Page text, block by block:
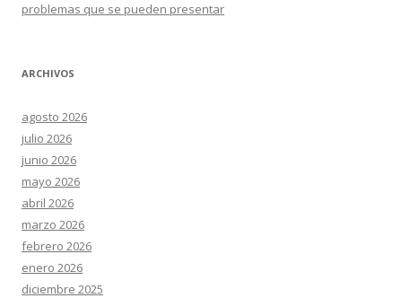
problemas que se pueden presentar
ARCHIVOS
agosto 2026
julio 2026
junio 2026
mayo 2026
abril 2026
marzo 2026
febrero 2026
enero 2026
diciembre 2025